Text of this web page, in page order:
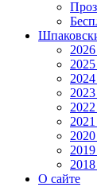
О сайте